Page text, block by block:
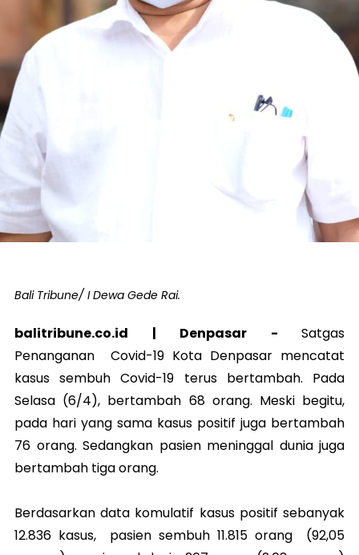
Bali Tribune/ I Dewa Gede Rai.
balitribune.co.id | Denpasar - Satgas
Penanganan Covid-19 Kota Denpasar mencatat
kasus sembuh Covid-19 terus bertambah. Pada
Selasa (6/4), bertambah 68 orang. Meski begitu,
pada hari yang sama kasus positif juga bertambah
76 orang. Sedangkan pasien meninggal dunia juga
bertambah tiga orang.
Berdasarkan data komulatif kasus positif sebanyak
12.836 kasus, pasien sembuh 11.815 orang (92,05